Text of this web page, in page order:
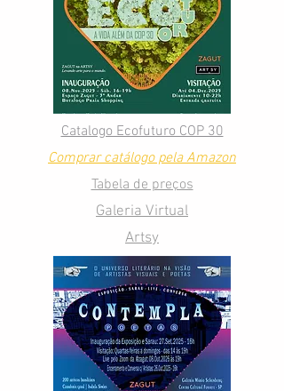
Catalogo Ecofuturo COP 30
Comprar catálogo pela Amazon
Tabela de preços
Galeria Virtual
Artsy